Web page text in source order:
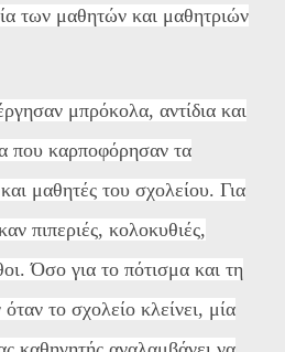
των μαθητών και μαθητριών
μπρόκολα, αντίδια και
που καρποφόρησαν τα
μαθητές του σχολείου. Για
πιπεριές, κολοκυθιές,
Όσο για το πότισμα και τη
το σχολείο κλείνει, μία